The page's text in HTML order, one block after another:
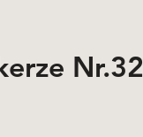
Nr.32